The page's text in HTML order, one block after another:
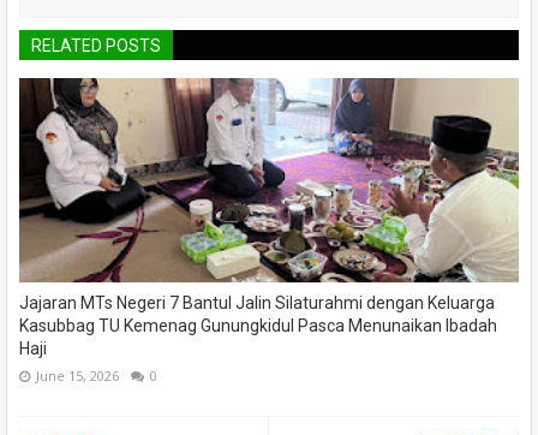
RELATED POSTS
Jajaran MTs Negeri 7 Bantul Jalin Silaturahmi dengan Keluarga
Kasubbag TU Kemenag Gunungkidul Pasca Menunaikan Ibadah
Haji
June 15, 2026 0